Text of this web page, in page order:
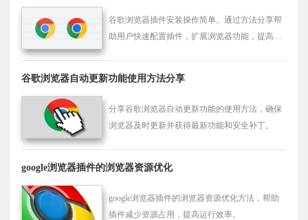
谷歌浏览器插件安装操作简单。通过方法分享帮
助用户快速配置插件，扩展浏览器功能，提高操
谷歌浏览器自动更新功能使用方法分享
分享谷歌浏览器自动更新功能的使用方法，确保
浏览器及时更新并获得最新功能和安全补丁。
google浏览器插件的浏览器资源优化
google浏览器插件的浏览器资源优化方法，帮助
插件减少资源占用，提高运行效率。